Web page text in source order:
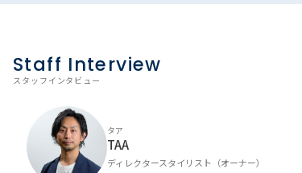
Staff Interview
スタッフインタビュー
タア
TAA
ディレクタースタイリスト（オーナー）